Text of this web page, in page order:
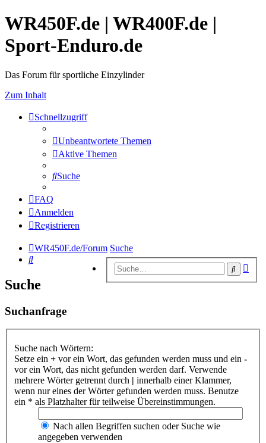
WR450F.de | WR400F.de |
Sport-Enduro.de
Das Forum für sportliche Einzylinder
Zum Inhalt
Schnellzugriff
Unbeantwortete Themen
Aktive Themen
Suche
FAQ
Anmelden
Registrieren
WR450F.de/Forum Suche
Suche
Suche
Suche
Suchanfrage
Suche nach Wörtern:
Setze ein + vor ein Wort, das gefunden werden muss und ein -
vor ein Wort, das nicht gefunden werden darf. Verwende
mehrere Wörter getrennt durch | innerhalb einer Klammer,
wenn nur eines der Wörter gefunden werden muss. Benutze
ein * als Platzhalter für teilweise Übereinstimmungen.
Nach allen Begriffen suchen oder Suche wie
angegeben verwenden